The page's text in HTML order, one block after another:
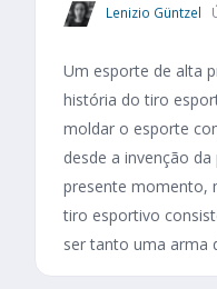
Lenizio Güntzel
Um esporte de alta
história do tiro
moldar o esporte
desde a invenção
presente momento,
tiro esportivo
ser tanto uma arma